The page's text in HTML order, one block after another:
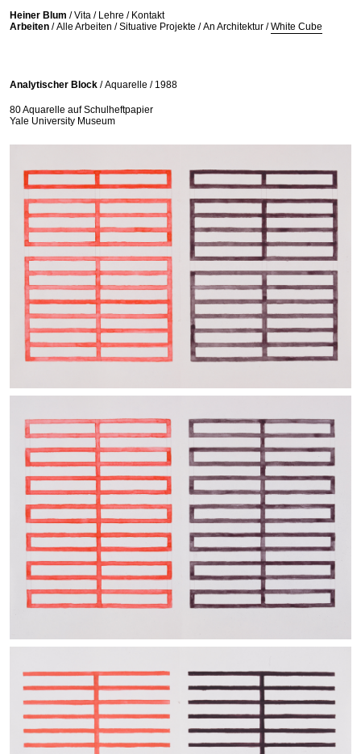
Heiner Blum /Vita / Lehre / Kontakt
Arbeiten /Alle Arbeiten /Situative Projekte /An Architektur /White Cube
Analytischer Block /Aquarelle / 1988
80 Aquarelle auf Schulheftpapier
Yale University Museum